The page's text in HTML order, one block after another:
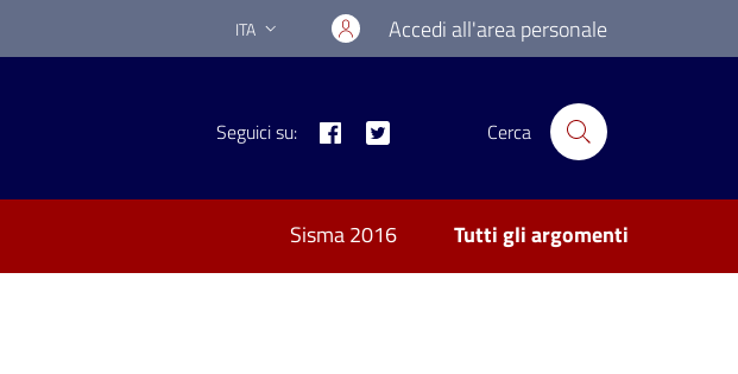
Lingua attiva:
ITA Accedi all'area personale
Seguici su: Facebook Cerca
Sisma 2016 Tutti gli argomenti